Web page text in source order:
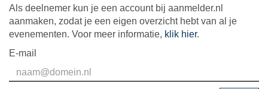
Als deelnemer kun je een account bij aanmelder.nl
aanmaken, zodat je een eigen overzicht hebt van al je
evenementen. Voor meer informatie, klik hier.
E-mail